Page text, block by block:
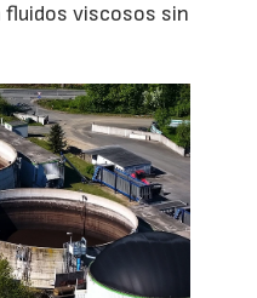
fluidos viscosos sin